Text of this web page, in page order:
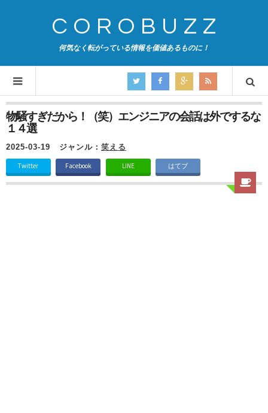
COROBUZZ
何気なく転がっている情報を価値あるものに！
物騒すぎだから！（笑）エンジニアの会話は外でするな
１４選
2025-03-19 ジャンル： 笑える
Twitter Facebook LINE はてブ